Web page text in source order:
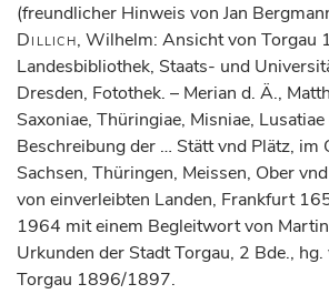
(freundlicher Hinweis von Jan
Dillich, Wilhelm: Ansicht von Torgau
Landesbibliothek, Staats- und
Dresden, Fotothek. – Merian d. Ä.,
Saxoniae, Thüringiae, Misniae,
Beschreibung der … Stätt vnd Plätz, im
Sachsen, Thüringen, Meissen, Ober
von einverleibten Landen, Frankfurt
1964 mit einem Begleitwort von Martin
Urkunden der Stadt Torgau, 2 Bde., hg.
Torgau 1896/1897.